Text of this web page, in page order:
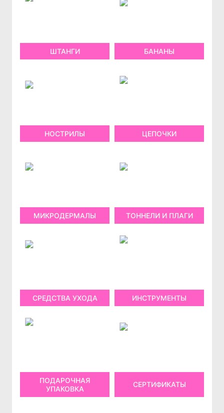
ШТАНГИ БАНАНЫ
НОСТРИЛЫ ЦЕПОЧКИ
МИКРОДЕРМАЛЫ ТОННЕЛИ И ПЛАГИ
СРЕДСТВА УХОДА ИНСТРУМЕНТЫ
ПОДАРОЧНАЯ
УПАКОВКА
СЕРТИФИКАТЫ